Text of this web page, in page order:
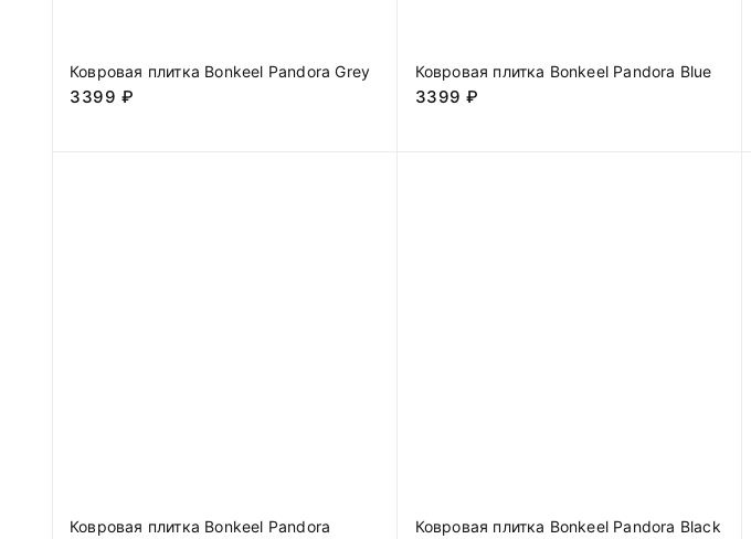
Ковровая плитка Bonkeel Pandora Grey
3399 ₽
Ковровая плитка Bonkeel Pandora Blue
3399 ₽
Ковровая плитка Bonkeel Pandora Ковровая плитка Bonkeel Pandora Black